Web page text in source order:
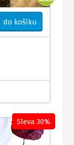
do košíku
Sleva 30%